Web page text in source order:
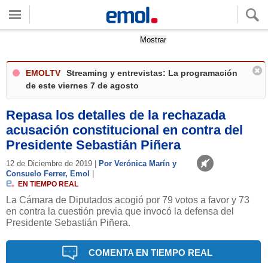
Mostrar
EMOLTV
Streaming y entrevistas: La programación
de este viernes 7 de agosto
Repasa los detalles de la rechazada
acusación constitucional en contra del
Presidente Sebastián Piñera
12 de Diciembre de 2019 |
Por Verónica Marín y
Consuelo Ferrer, Emol
EN TIEMPO REAL
La Cámara de Diputados acogió por 79 votos a favor y 73
en contra la cuestión previa que invocó la defensa del
Presidente Sebastián Piñera.
COMENTA EN TIEMPO REAL